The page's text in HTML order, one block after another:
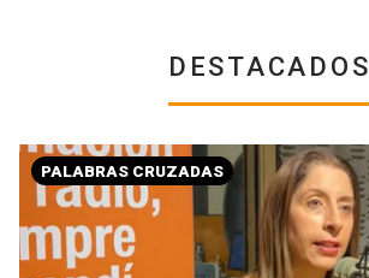
DESTACADOS
PALABRAS CRUZADAS